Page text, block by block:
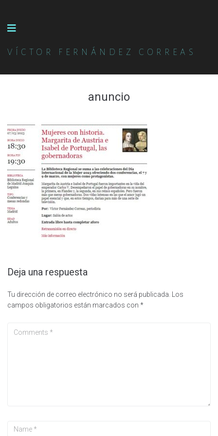
VÍCTOR FERNÁNDEZ CORREAS
anuncio
Deja una respuesta
Tu dirección de correo electrónico no será publicada.
Los
campos obligatorios están marcados con *